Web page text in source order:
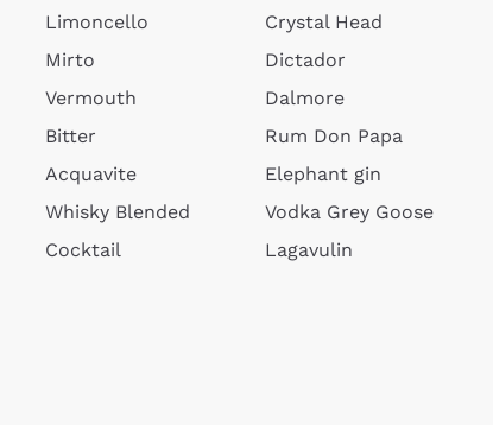
Limoncello
Mirto
Vermouth
Bitter
Acquavite
Whisky Blended
Cocktail
Crystal Head
Dictador
Dalmore
Rum Don Papa
Elephant gin
Vodka Grey Goose
Lagavulin